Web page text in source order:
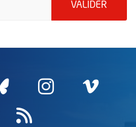
VALIDER
fenêtre
une nouvelle
Bluesky
, Ouvre une
Instagram
, Ouvre
,
une
Flux RSS